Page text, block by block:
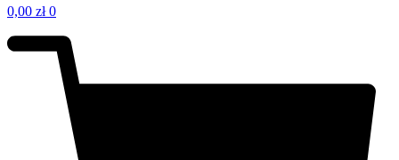
0,00 zł 0